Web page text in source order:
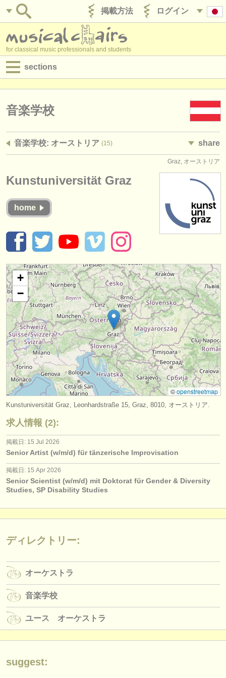
ログイン
掲載方法
for classical music professionals and students
sections
求人情報 (演奏関係の職)
求人情報 (管理者関連の職)
コンクール
楽器の販売
ディレクトリー:
オーケストラ
音楽学校
ユース オーケストラ
musicalchairs:
musicalchairsについて
お問い合わせ
rss feeds
クラシック音楽ニュース
出版社:
掲載方法
find out about our
ATSfaq
ログイン
音楽学校
音楽学校: オーストリア (15) share
Graz, オーストリア
Kunstuniversität Graz
home
+
−
©openstreetmap
Kunstuniversität Graz, Leonhardstraße 15, Graz, 8010, オーストリア.
求人情報 (2):
掲載日: 15 Jul 2026
Senior Artist (w/m/d) für tänzerische Improvisation
掲載日: 15 Apr 2026
Senior Scientist (w/m/d) mit Doktorat für Gender & Diversity
Studies, SP Disability Studies
ディレクトリー:
オーケストラ
音楽学校
ユース オーケストラ
suggest: